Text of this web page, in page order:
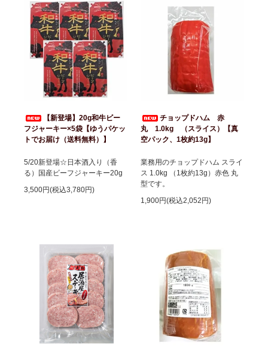
【新登場】20g和牛ビー
フジャーキー×5袋【ゆうパケッ
トでお届け（送料無料）】
5/20新登場☆日本酒入り（香
る）国産ビーフジャーキー20g
3,500円(税込3,780円)
チョップドハム 赤
丸 1.0kg （スライス）【真
空パック、1枚約13g】
業務用のチョップドハム スライ
ス 1.0kg （1枚約13g）赤色 丸
型です。
1,900円(税込2,052円)